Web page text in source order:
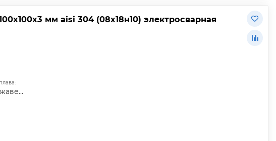
мм aisi 304 (08х18н10) электросварная
Нержавеющая сталь